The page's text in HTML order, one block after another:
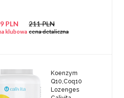
PLN
klubowa
211 PLN
cena detaliczna
Koenzym
Q10,Coq10
Lozenges